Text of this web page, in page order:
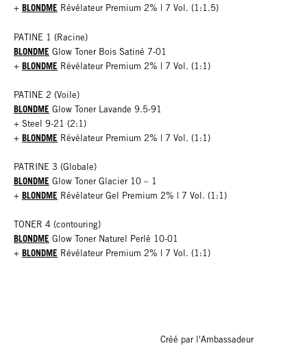
+ BLONDME Révélateur Premium 2% | 7 Vol. (1:1.5)
PATINE 1 (Racine)
BLONDME Glow Toner Bois Satiné 7-01
+ BLONDME Révélateur Premium 2% | 7 Vol. (1:1)
PATINE 2 (Voile)
BLONDME Glow Toner Lavande 9.5-91
+ Steel 9-21 (2:1)
+ BLONDME Révélateur Premium 2% | 7 Vol. (1:1)
PATRINE 3 (Globale)
BLONDME Glow Toner Glacier 10 – 1
+ BLONDME Révélateur Gel Premium 2% | 7 Vol. (1:1)
TONER 4 (contouring)
BLONDME Glow Toner Naturel Perlé 10-01
+ BLONDME Révélateur Premium 2% | 7 Vol. (1:1)
Créé par l'Ambassadeur